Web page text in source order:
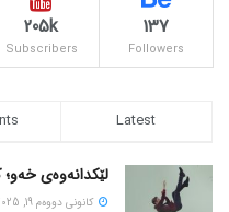
137
Followers
205k
Subscribers
Latest
لێکدانەوەی خەو؛
كانونی دووه‌م 19, 2025